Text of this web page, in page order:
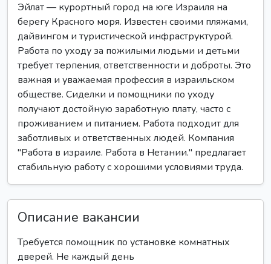
Эйлат — курортный город на юге Израиля на
берегу Красного моря. Известен своими пляжами,
дайвингом и туристической инфраструктурой.
Работа по уходу за пожилыми людьми и детьми
требует терпения, ответственности и доброты. Это
важная и уважаемая профессия в израильском
обществе. Сиделки и помощники по уходу
получают достойную заработную плату, часто с
проживанием и питанием. Работа подходит для
заботливых и ответственных людей. Компания
"Работа в израиле. Работа в Нетании." предлагает
стабильную работу с хорошими условиями труда.
Описание вакансии
Требуется помощник по установке комнатных
дверей. Не каждый день